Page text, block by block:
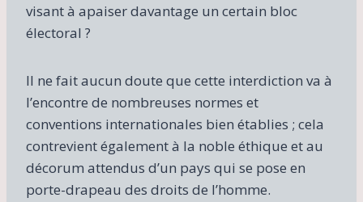
visant à apaiser davantage un certain bloc
électoral ?
Il ne fait aucun doute que cette interdiction va à
l’encontre de nombreuses normes et
conventions internationales bien établies ; cela
contrevient également à la noble éthique et au
décorum attendus d’un pays qui se pose en
porte-drapeau des droits de l’homme.